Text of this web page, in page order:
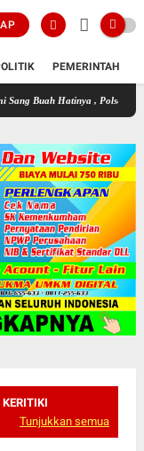
PEMERINTAH
Hatinya , Polsek Jenar
Tunjukkan semua